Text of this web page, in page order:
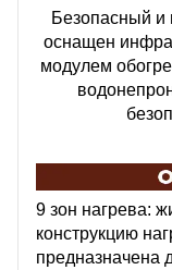
Безопасный и
оснащен
модулем
9 зон нагрева:
конструкцию
предназначена